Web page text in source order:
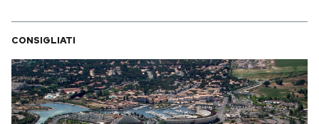
AREA PERSONALE
Area Personale
Newsletter
Notifiche mobile
CONSIGLIATI